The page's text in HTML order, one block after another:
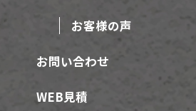
お客様の声
お問い合わせ
WEB見積